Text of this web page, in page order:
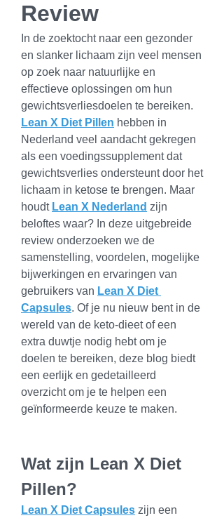
Review
In de zoektocht naar een gezonder
en slanker lichaam zijn veel mensen
op zoek naar natuurlijke en
effectieve oplossingen om hun
Lean X Diet Pillen hebben in
Nederland veel aandacht gekregen
als een voedingssupplement dat
gewichtsverlies ondersteunt door het
lichaam in ketose te brengen. Maar
houdt Lean X Nederland zijn
beloftes waar? In deze uitgebreide
review onderzoeken we de
samenstelling, voordelen, mogelijke
bijwerkingen en ervaringen van
gebruikers van Lean X Diet
Capsules. Of je nu nieuw bent in de
wereld van de keto-dieet of een
extra duwtje nodig hebt om je
doelen te bereiken, deze blog biedt
een eerlijk en gedetailleerd
overzicht om je te helpen een
geïnformeerde keuze te maken.
Wat zijn Lean X Diet
Pillen?
Lean X Diet Capsules zijn een